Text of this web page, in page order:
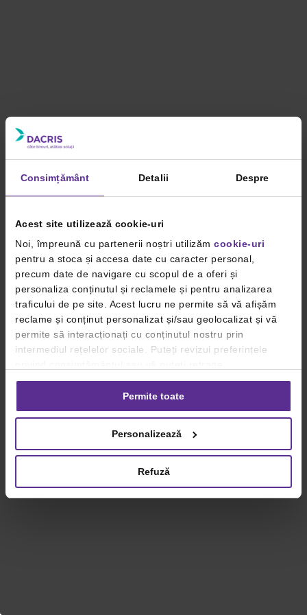
Consimțământ Detalii Despre
Acest site utilizează cookie-uri
Noi, împreună cu partenerii noștri utilizăm cookie-uri
pentru a stoca și accesa date cu caracter personal,
precum date de navigare cu scopul de a oferi și
personaliza conținutul și reclamele și pentru analizarea
traficului de pe site. Acest lucru ne permite să vă afișăm
reclame și conținut personalizat și/sau geolocalizat și vă
permite să interacționați cu conținutul nostru prin
intermediul rețelelor sociale. Puteți revizui preferințele
consimțământul oricând, făcând click pe linkul către
setările dvs. de cookie-uri.
privind utilizarea modulelor cookie.Detalii
Permite toate
Personalizează
Refuză